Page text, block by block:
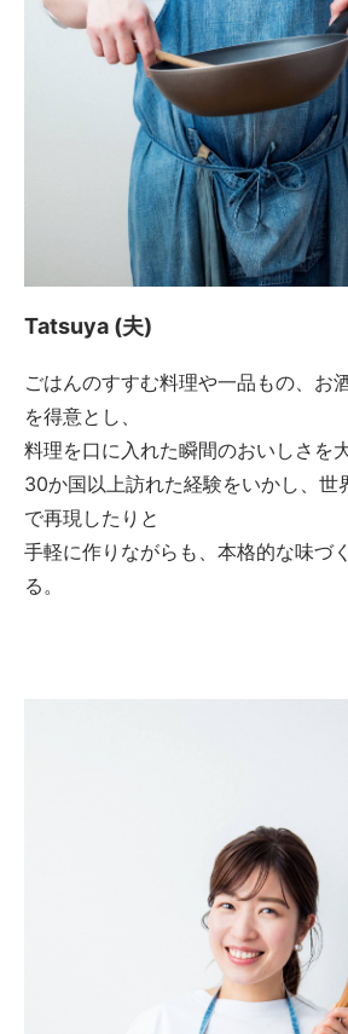
Tatsuya (夫)
ごはんのすすむ料理や一品もの、お
を得意とし、
料理を口に入れた瞬間のおいしさを
30か国以上訪れた経験をいかし、世
で再現したりと
手軽に作りながらも、本格的な味づ
る。